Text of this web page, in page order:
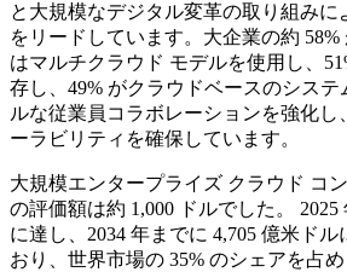
と大規模なデジタル変革の取り組みに
をリードしています。大企業の約
はマルチクラウド モデルを使用し、
存し、49% がクラウドベースのシス
ルな従業員コラボレーションを強化し
ーラビリティを確保しています。
大規模エンタープライズ クラウド コ
の評価額は約 1,000 ドルでした。 2025
に達し、2034 年までに 4,705 億米ド
おり、世界市場の 35% のシェアを占め